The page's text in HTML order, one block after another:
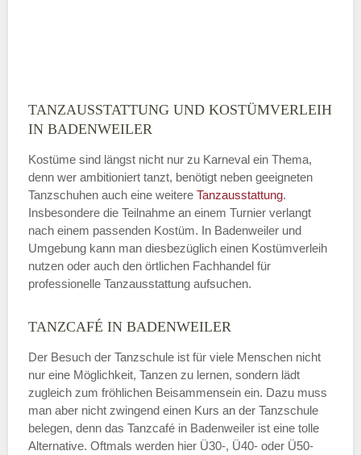
TANZAUSSTATTUNG UND KOSTÜMVERLEIH
IN BADENWEILER
Kostüme sind längst nicht nur zu Karneval ein Thema,
denn wer ambitioniert tanzt, benötigt neben geeigneten
Tanzschuhen auch eine weitere Tanzausstattung.
Insbesondere die Teilnahme an einem Turnier verlangt
nach einem passenden Kostüm. In Badenweiler und
Umgebung kann man diesbezüglich einen Kostümverleih
nutzen oder auch den örtlichen Fachhandel für
professionelle Tanzausstattung aufsuchen.
TANZCAFÉ IN BADENWEILER
Der Besuch der Tanzschule ist für viele Menschen nicht
nur eine Möglichkeit, Tanzen zu lernen, sondern lädt
zugleich zum fröhlichen Beisammensein ein. Dazu muss
man aber nicht zwingend einen Kurs an der Tanzschule
belegen, denn das Tanzcafé in Badenweiler ist eine tolle
Alternative. Oftmals werden hier Ü30-, Ü40- oder Ü50-